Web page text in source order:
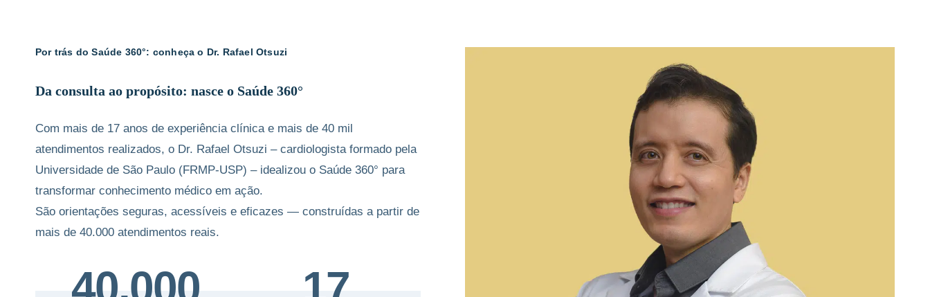
Por trás do Saúde 360°: conheça o Dr. Rafael Otsuzi
Da consulta ao propósito: nasce o Saúde 360°
Com mais de 17 anos de experiência clínica e mais de 40 mil
atendimentos realizados, o Dr. Rafael Otsuzi – cardiologista formado pela
Universidade de São Paulo (FRMP-USP) – idealizou o Saúde 360° para
transformar conhecimento médico em ação.
São orientações seguras, acessíveis e eficazes — construídas a partir de
mais de 40.000 atendimentos reais.